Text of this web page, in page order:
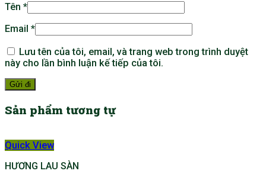
Tên *
Email *
Lưu tên của tôi, email, và trang web trong trình duyệt
này cho lần bình luận kế tiếp của tôi.
Sản phẩm tương tự
Quick View
HƯƠNG LAU SÀN